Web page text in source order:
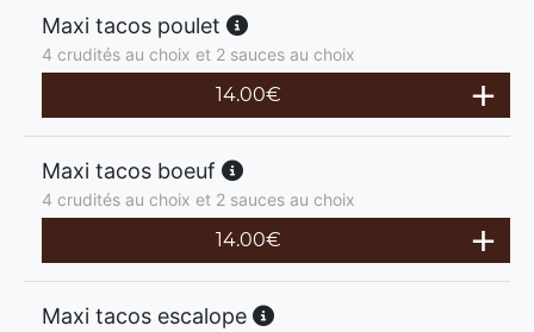
Maxi tacos poulet
4 crudités au choix et 2 sauces au choix
14.00€
Maxi tacos boeuf
4 crudités au choix et 2 sauces au choix
14.00€
Maxi tacos escalope